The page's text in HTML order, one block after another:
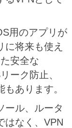
用のアプリが
に将来も使え
安全な
ーク防止、
あります。
ール、ルータ
はなく、VPN